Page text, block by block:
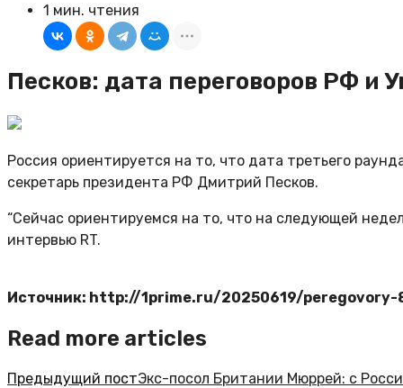
1 мин. чтения
Песков: дата переговоров РФ и
Россия ориентируется на то, что дата третьего
секретарь президента РФ Дмитрий Песков.
“Сейчас ориентируемся на то, что на следующей
интервью RT.
Источник: http://1prime.ru/20250619/
Read more articles
Предыдущий постЭкс-посол Британии Мюррей: с